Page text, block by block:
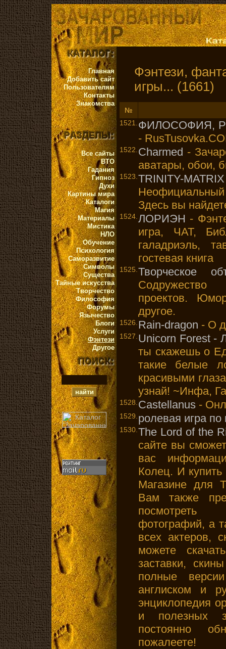
Главная
Добавить сайт
Пользователям
Контакты
Знакомства
Все сайты
ВТО
Гадания
Гипноз
Духи
Картины мира
Каталоги
Магия
Материалы
Мистика
НЛО
Обучение
Психология
Саморазвитие
Символы
Существа
Тайные искусства
Творчество
Философия
Форумы
Язычество
Блоги
Услуги
Фэнтези
Другое
Фэнтези,
игры... (1661)
№
1521. ФИЛОСОФИЯ,
-
1522. Charmed -
аватары, обои,
1523. TRINITY-
Неофициальный
Здесь вы
1524. ЛОРИЭН -
игра, ЧАТ,
галадриэль,
гостевая книга
1525. Творческое
Содружество
проектов.
другое.
1526. Rain-dragon - О
1527. Unicorn Forest -
ты скажешь о
такие белые
красивыми
узнай! ~Инфа,
1528. Castellanus -
1529. ролевая игра
1530. The Lord of the
сайте вы
вас
Колец. И
Магазине для
Вам также
посмотреть
фотографий, а
всех актеров,
можете
заставки,
полные
англиском и
энциклопедия
и полезных
постоянно
пожалеете!